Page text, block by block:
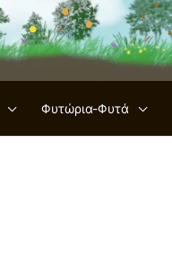
Φυτώρια-Φυτά